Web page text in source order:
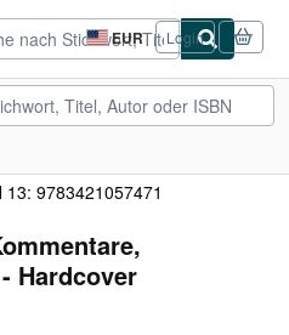
EUR
Seite
der
Einkaufseinstellungen.
Login
13: 9783421057471
Hardcover